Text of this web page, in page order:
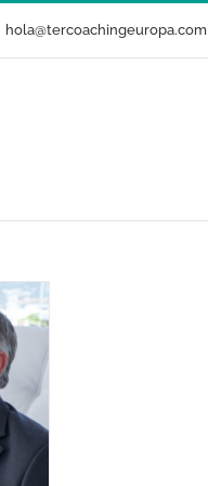
hola@tercoachingeuropa.com